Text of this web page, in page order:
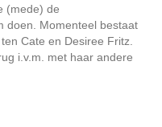
(mede) de
doen. Momenteel bestaat
Cate en Desiree Fritz.
i.v.m. met haar andere